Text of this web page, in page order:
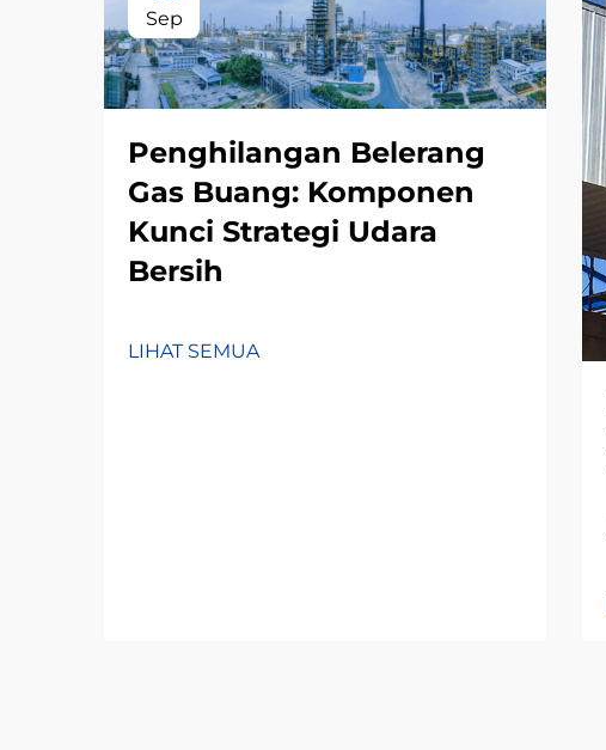
Sep
Penghilangan Belerang
Gas Buang: Komponen
Kunci Strategi Udara
Bersih
LIHAT SEMUA